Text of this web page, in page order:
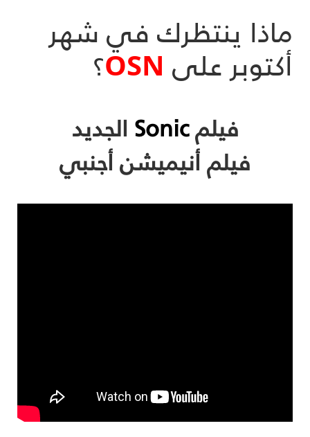
ماذا ينتظرك في شهر
أكتوبر علىOSN؟
فيلمSonicالجديد
فيلم أنيميشن أجنبي